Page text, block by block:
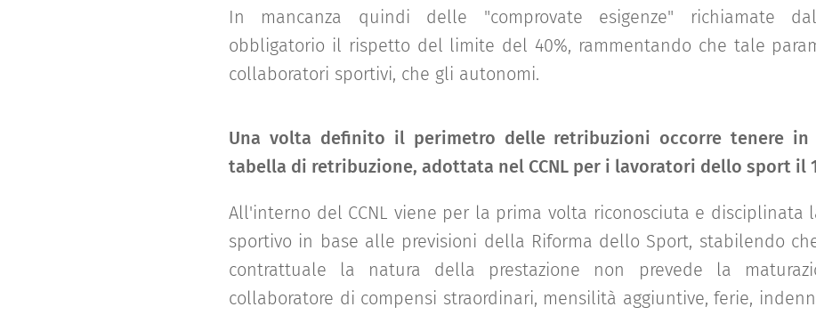
In mancanza quindi delle "comprovate esigenze" richiamate
obbligatorio il rispetto del limite del 40%, rammentando che tale
collaboratori sportivi, che gli autonomi.
Una volta definito il perimetro delle retribuzioni occorre tenere in
tabella di retribuzione, adottata nel CCNL per i lavoratori dello sport il
All'interno del CCNL viene per la prima volta riconosciuta e disciplinata
sportivo in base alle previsioni della Riforma dello Sport, stabilendo
contrattuale la natura della prestazione non prevede la
collaboratore di compensi straordinari, mensilità aggiuntive, ferie,